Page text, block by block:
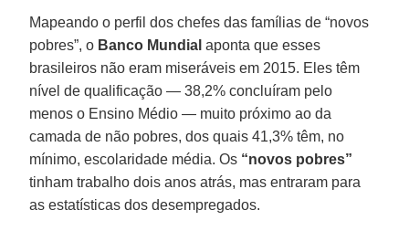
Mapeando o perfil dos chefes das famílias de “novos
pobres”, o Banco Mundial aponta que esses
brasileiros não eram miseráveis em 2015. Eles têm
nível de qualificação — 38,2% concluíram pelo
menos o Ensino Médio — muito próximo ao da
camada de não pobres, dos quais 41,3% têm, no
mínimo, escolaridade média. Os “novos pobres”
tinham trabalho dois anos atrás, mas entraram para
as estatísticas dos desempregados.